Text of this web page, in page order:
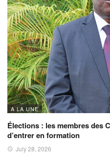
A LA UNE
Élections : les membres des
d’entrer en formation
July 28, 2026